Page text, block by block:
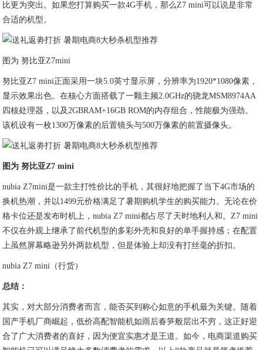
比更为突出。如果您打算购买一款4G手机，那么Z7 mini可以说是非常
合适的机型。
图为 努比亚Z7mini
努比亚Z7 mini正面采用一块5.0英寸显示屏，分辨率为1920*1080像素，
显示效果出色。在核心方面搭载了一颗主频2.0GHz的骁龙MSM8974AA
四核处理器，以及2GBRAM+16GB ROM的内存组合，性能极为强劲。
该机设有一枚1300万像素的后置镜头与500万像素的前置摄像头。
图为 努比亚Z7 mini
nubia Z7mini是一款主打性价比的手机，其很好地把握了当下4G市场的
换机热潮，并以1499元价格满足了暑期购机学生的购买能力。无论在价
格卡位还是发布时机上，nubia Z7 mini都占尽了天时地利人和。Z7 mini
不仅在外观上继承了前代机型的多彩外壳和良好的单手握持感；在配置
上虽然屏幕略逊另外两款机型，但是体验上却没有打丝毫的折扣。
nubia Z7 mini（行货）
总结：
其实，对大部分消费者而言，能否买到称心如意的手机最为关键。随着
国产手机厂商崛起，低价高配智能机如雨后春笋般层出不穷，这正好迎
合了广大消费者的喜好，因为便宜实惠才是王道。如今，电商渠道购买